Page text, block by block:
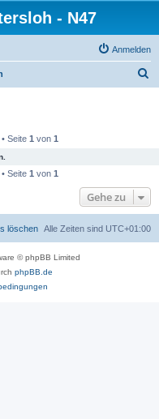
- N47
Anmelden
Seite 1 von 1
Seite 1 von 1
Gehe zu
Alle Zeiten sind UTC+01:00
löschen
© phpBB Limited
phpBB.de